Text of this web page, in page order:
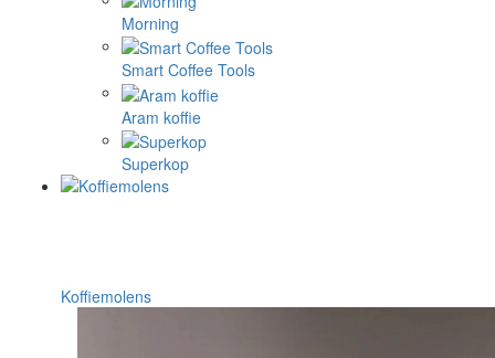
Morning
Smart Coffee Tools
Aram koffie
Superkop
Koffiemolens